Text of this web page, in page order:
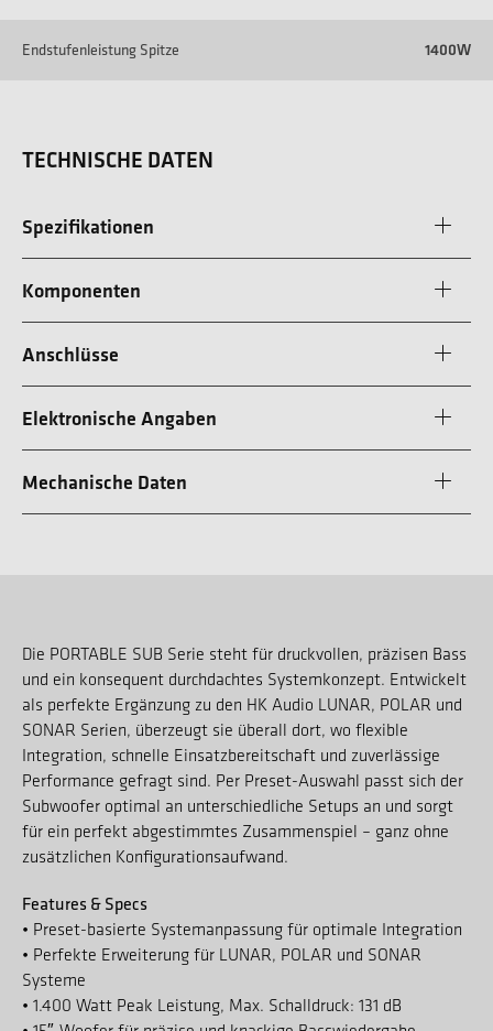
Endstufenleistung Spitze 1400W
TECHNISCHE DATEN
Spezifikationen
Komponenten
Anschlüsse
Elektronische Angaben
Mechanische Daten
Die PORTABLE SUB Serie steht für druckvollen, präzisen Bass
und ein konsequent durchdachtes Systemkonzept. Entwickelt
als perfekte Ergänzung zu den HK Audio LUNAR, POLAR und
SONAR Serien, überzeugt sie überall dort, wo flexible
Integration, schnelle Einsatzbereitschaft und zuverlässige
Performance gefragt sind. Per Preset-Auswahl passt sich der
Subwoofer optimal an unterschiedliche Setups an und sorgt
für ein perfekt abgestimmtes Zusammenspiel – ganz ohne
zusätzlichen Konfigurationsaufwand.
Features & Specs
• Preset-basierte Systemanpassung für optimale Integration
• Perfekte Erweiterung für LUNAR, POLAR und SONAR
Systeme
• 1.400 Watt Peak Leistung, Max. Schalldruck: 131 dB